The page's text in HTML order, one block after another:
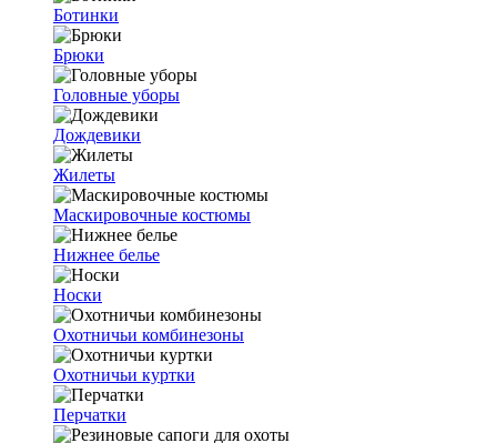
Ботинки
Брюки
Головные уборы
Дождевики
Жилеты
Маскировочные костюмы
Нижнее белье
Носки
Охотничьи комбинезоны
Охотничьи куртки
Перчатки